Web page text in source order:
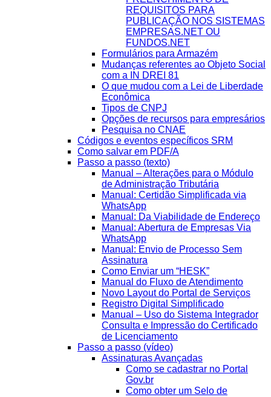
REQUISITOS PARA
PUBLICAÇÃO NOS SISTEMAS
EMPRESAS.NET OU
FUNDOS.NET
Formulários para Armazém
Mudanças referentes ao Objeto Social
com a IN DREI 81
O que mudou com a Lei de Liberdade
Econômica
Tipos de CNPJ
Opções de recursos para empresários
Pesquisa no CNAE
Códigos e eventos específicos SRM
Como salvar em PDF/A
Passo a passo (texto)
Manual – Alterações para o Módulo
de Administração Tributária
Manual: Certidão Simplificada via
WhatsApp
Manual: Da Viabilidade de Endereço
Manual: Abertura de Empresas Via
WhatsApp
Manual: Envio de Processo Sem
Assinatura
Como Enviar um “HESK”
Manual do Fluxo de Atendimento
Novo Layout do Portal de Serviços
Registro Digital Simplificado
Manual – Uso do Sistema Integrador
Consulta e Impressão do Certificado
de Licenciamento
Passo a passo (vídeo)
Assinaturas Avançadas
Como se cadastrar no Portal
Gov.br
Como obter um Selo de